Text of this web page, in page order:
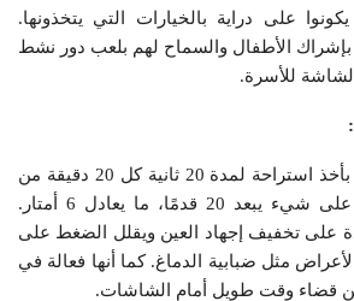
على دراية بالخيارات التي يتخذونها.
بإشراك الأطفال والسماح لهم بلعب دور نشط
للأسرة.
تنصح قاعدة 20-20-20 بأخذ استراحة لمدة 20 ثانية كل 20 دقيقة من
وقت الشاشة للتركيز على شيء يبعد 20 قدمًا، ما يعادل 6 أمتار.
على تخفيف إجهاد العين ويقلل الضغط على
مثل ضبابية الدماغ. كما أنها فعالة في
قضاء وقت طويل أمام الشاشات.